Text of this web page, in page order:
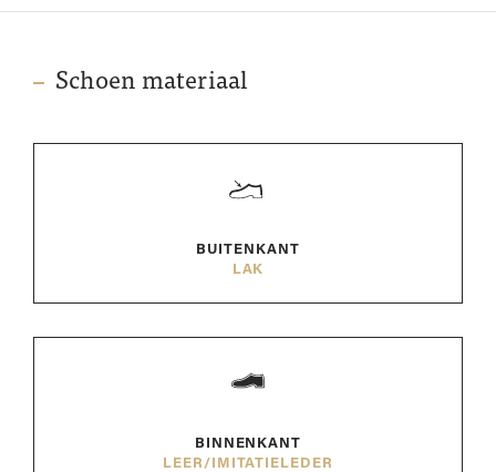
Schoen materiaal
BUITENKANT
LAK
BINNENKANT
LEER/IMITATIELEDER